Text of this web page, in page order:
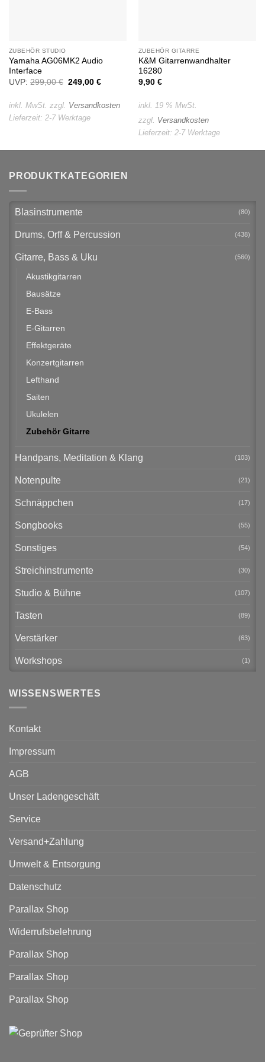
ZUBEHÖR STUDIO
Yamaha AG06MK2 Audio
Interface
UVP: 299,00€ Ursprünglicher
299,00 €
249,00 €Aktueller
249,00 €.
inkl. MwSt. zzgl. Versandkosten
Lieferzeit: 2-7 Werktage
ZUBEHÖR GITARRE
K&M Gitarrenwandhalter
16280
9,90 €
inkl. 19 % MwSt.
zzgl. Versandkosten
Lieferzeit: 2-7 Werktage
PRODUKTKATEGORIEN
Blasinstrumente (80)
Drums, Orff & Percussion (438)
Gitarre, Bass & Uku (560)
Akustikgitarren
Bausätze
E-Bass
E-Gitarren
Effektgeräte
Konzertgitarren
Lefthand
Saiten
Ukulelen
Zubehör Gitarre
Handpans, Meditation & Klang (103)
Notenpulte (21)
Schnäppchen (17)
Songbooks (55)
Sonstiges (54)
Streichinstrumente (30)
Studio & Bühne (107)
Tasten (89)
Verstärker (63)
Workshops (1)
WISSENSWERTES
Kontakt
Impressum
AGB
Unser Ladengeschäft
Service
Versand+Zahlung
Umwelt & Entsorgung
Datenschutz
Parallax Shop
Widerrufsbelehrung
Parallax Shop
Parallax Shop
Parallax Shop